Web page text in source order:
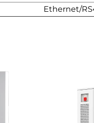
Ethernet/